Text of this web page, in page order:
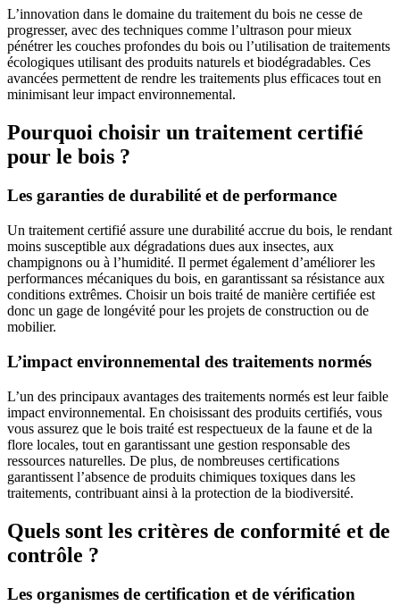
L’innovation dans le domaine du traitement du bois ne cesse de
progresser, avec des techniques comme l’ultrason pour mieux
pénétrer les couches profondes du bois ou l’utilisation de traitements
écologiques utilisant des produits naturels et biodégradables. Ces
avancées permettent de rendre les traitements plus efficaces tout en
minimisant leur impact environnemental.
Pourquoi choisir un traitement certifié
pour le bois ?
Les garanties de durabilité et de performance
Un traitement certifié assure une durabilité accrue du bois, le rendant
moins susceptible aux dégradations dues aux insectes, aux
champignons ou à l’humidité. Il permet également d’améliorer les
performances mécaniques du bois, en garantissant sa résistance aux
conditions extrêmes. Choisir un bois traité de manière certifiée est
donc un gage de longévité pour les projets de construction ou de
mobilier.
L’impact environnemental des traitements normés
L’un des principaux avantages des traitements normés est leur faible
impact environnemental. En choisissant des produits certifiés, vous
vous assurez que le bois traité est respectueux de la faune et de la
flore locales, tout en garantissant une gestion responsable des
ressources naturelles. De plus, de nombreuses certifications
garantissent l’absence de produits chimiques toxiques dans les
traitements, contribuant ainsi à la protection de la biodiversité.
Quels sont les critères de conformité et de
contrôle ?
Les organismes de certification et de vérification